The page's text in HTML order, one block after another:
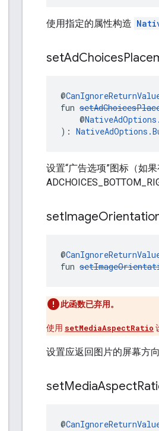
使用指定的属性构造
setAdChoices
@
fun
@
):
设置“广告选项”图标（如
setImage
@
fun
此函数已弃用。
使用 setMediaAspectRatio
设置应返回图片的屏幕方向
setMediaAspect
@